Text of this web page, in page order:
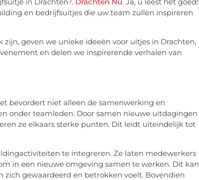
in Drachten?. Drachten Nu. Ja, u leest het goed!
en bedrijfsuitjes die uw team zullen inspireren
geven we unieke ideeën voor uitjes in Drachten,
en delen we inspirerende verhalen van
bevordert niet alleen de samenwerking en
onder teamleden. Door samen nieuwe uitdagingen
ze elkaars sterke punten. Dit leidt uiteindelijk tot
te integreren. Ze laten medewerkers
in een nieuwe omgeving samen te werken. Dit kan
gewaardeerd en betrokken voelt. Bovendien